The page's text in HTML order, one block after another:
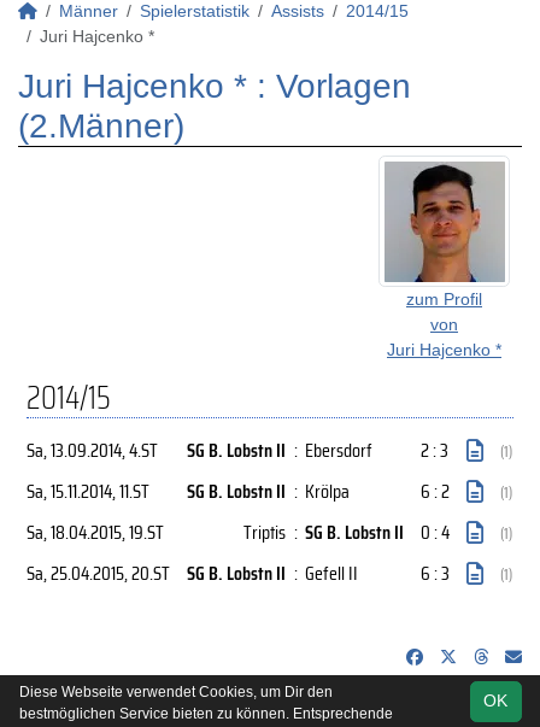
Männer Spielerstatistik Assists
2014/15
Juri Hajcenko *
Juri Hajcenko * : Vorlagen
(2.Männer)
zum Profil
von
Juri Hajcenko *
2014/15
Sa, 13.09.2014, 4.ST SG B. Lobstn II : Ebersdorf 2 : 3 (1)
Sa, 15.11.2014, 11.ST SG B. Lobstn II : Krölpa 6 : 2 (1)
Sa, 18.04.2015, 19.ST Triptis : SG B. Lobstn II 0 : 4 (1)
Sa, 25.04.2015, 20.ST SG B. Lobstn II : Gefell II 6 : 3 (1)
soccero.de OK
Diese Webseite verwendet Cookies, um Dir den
bestmöglichen Service bieten zu können. Entsprechende